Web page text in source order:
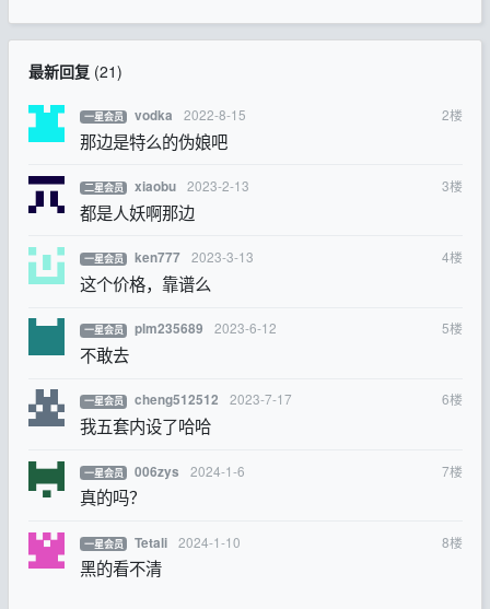
最新回复(21)
一星会员 vodka 2022-8-15 2楼
那边是特么的伪娘吧
二星会员 xiaobu 2023-2-13 3楼
都是人妖啊那边
一星会员 ken777 2023-3-13 4楼
这个价格，靠谱么
一星会员 plm235689 2023-6-12 5楼
不敢去
一星会员 cheng512512 2023-7-17 6楼
我五套内设了哈哈
一星会员 006zys 2024-1-6 7楼
真的吗？
一星会员 Tetali 2024-1-10 8楼
黑的看不清